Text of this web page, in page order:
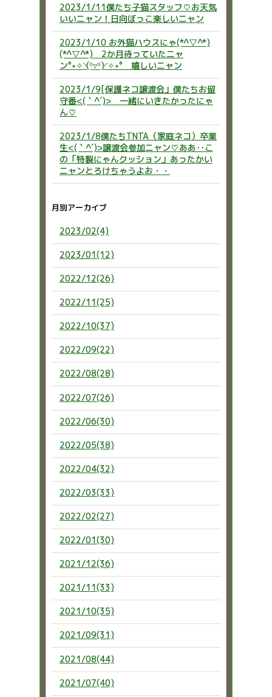
2023/1/11僕たち子猫スタッフ♡お天気
いいニャン！日向ぼっこ楽しいニャン
2023/1/10 お外猫ハウスにゃ(*^▽^*)
(*^▽^*) 2か月待っていたニャ
ン°˖✧◝(⁰▿⁰)◜✧˖° 嬉しいニャン
2023/1/9[保護ネコ譲渡会」僕たちお留
守番<(｀^´)> 一緒にいきたかったにゃ
ん♡
2023/1/8僕たちTNTA（家庭ネコ）卒業
生<(｀^´)>譲渡会参加ニャン♡ああ‥こ
の「特製にゃんクッション」あったかい
ニャンとろけちゃうよお・・
月別アーカイブ
2023/02(4)
2023/01(12)
2022/12(26)
2022/11(25)
2022/10(37)
2022/09(22)
2022/08(28)
2022/07(26)
2022/06(30)
2022/05(38)
2022/04(32)
2022/03(33)
2022/02(27)
2022/01(30)
2021/12(36)
2021/11(33)
2021/10(35)
2021/09(31)
2021/08(44)
2021/07(40)